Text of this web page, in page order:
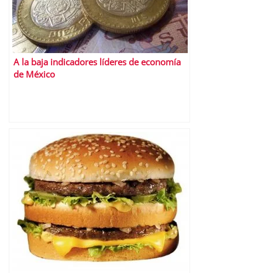
A la baja indicadores líderes de economía
de México